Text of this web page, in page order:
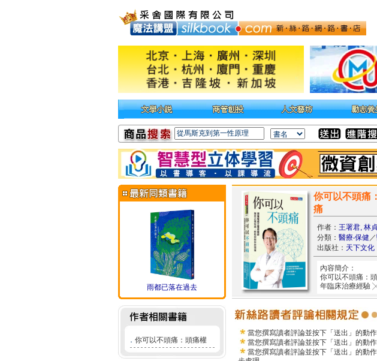
雨都已落在過去
． 你可以不頭痛：頭痛權
你可以不頭痛
痛
作者： 王署君, 林
分類： 醫療‧保健 ／
出版社： 天下文化
內容簡介：
你可以不頭痛：
年臨床治療經驗
當您撰寫讀者評論並按下「送出」的動
當您撰寫讀者評論並按下「送出」的動
當您撰寫讀者評論並按下「送出」的動